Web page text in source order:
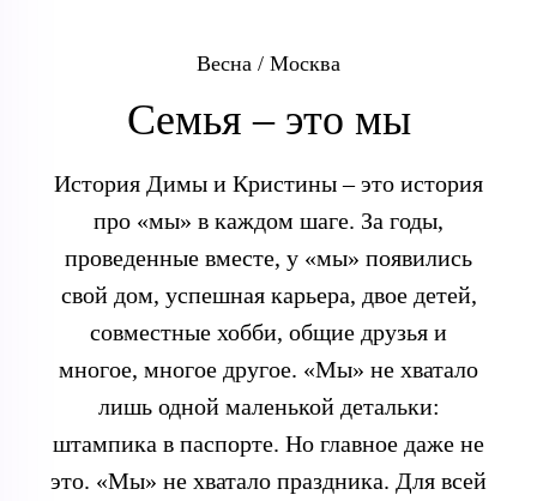
Весна / Москва
Семья – это мы
История Димы и Кристины – это история
про «мы» в каждом шаге. За годы,
проведенные вместе, у «мы» появились
свой дом, успешная карьера, двое детей,
совместные хобби, общие друзья и
многое, многое другое. «Мы» не хватало
лишь одной маленькой детальки:
штампика в паспорте. Но главное даже не
это. «Мы» не хватало праздника. Для всей